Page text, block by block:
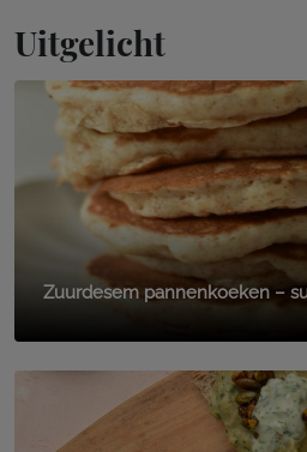
Uitgelicht
Zuurdesem pannenkoeken –